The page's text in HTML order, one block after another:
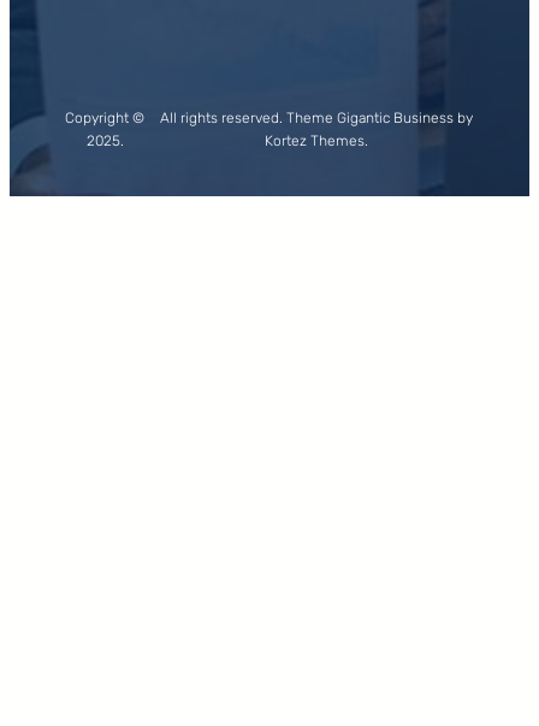
Copyright ©
2025.
All rights reserved. Theme Gigantic Business by
Kortez Themes.